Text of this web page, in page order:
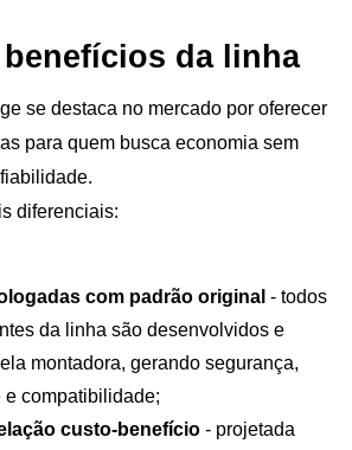
da linha
se destaca no mercado por oferecer
para quem busca economia sem
diferenciais:
com padrão original - todos
da linha são desenvolvidos e
montadora, gerando segurança,
compatibilidade;
custo-benefício - projetada